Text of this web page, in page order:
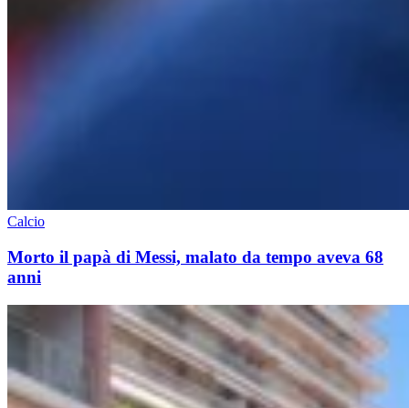
Calcio
Morto il papà di Messi, malato da tempo aveva 68
anni